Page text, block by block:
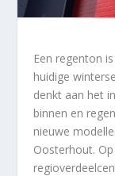
Een regenton
huidige
denkt aan het
binnen en
nieuwe
Oosterhout.